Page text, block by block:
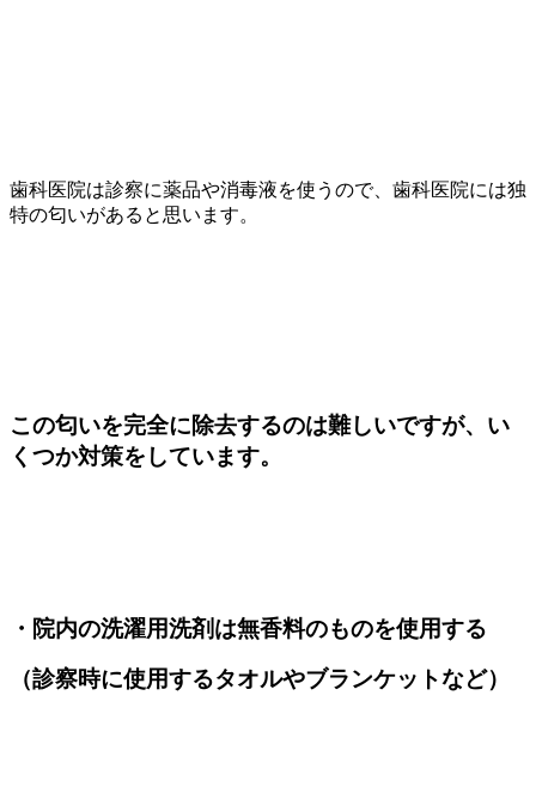
歯科医院は診察に薬品や消毒液を使うので、歯科医院には独
特の匂いがあると思います。
この匂いを完全に除去するのは難しいですが、い
くつか対策をしています。
・院内の洗濯用洗剤は無香料のものを使用する
（診察時に使用するタオルやブランケットなど）